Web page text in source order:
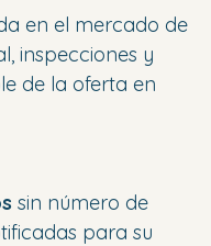
en el mercado de
inspecciones y
de la oferta en
sin número de
para su